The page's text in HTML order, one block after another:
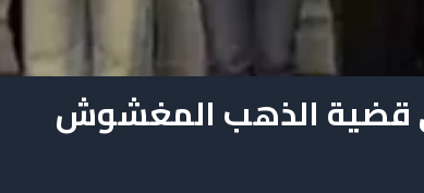
قضية الذهب المغشوش